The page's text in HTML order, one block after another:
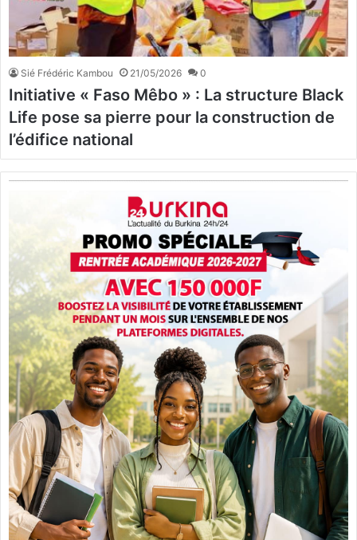
Sié Frédéric Kambou 21/05/2026 0
Initiative « Faso Mêbo » : La structure Black
Life pose sa pierre pour la construction de
l’édifice national